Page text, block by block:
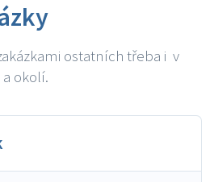
ostatních třeba i v
okolí.